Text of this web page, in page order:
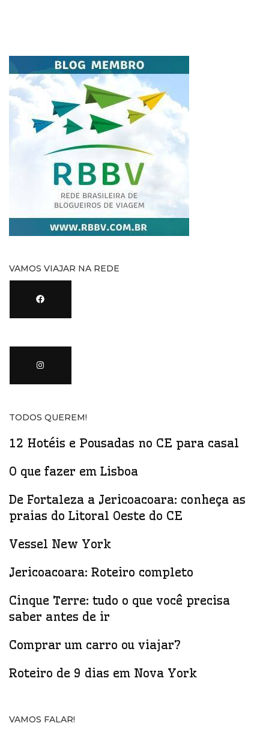
VAMOS VIAJAR NA REDE
TODOS QUEREM!
12 Hotéis e Pousadas no CE para casal
O que fazer em Lisboa
De Fortaleza a Jericoacoara: conheça as
praias do Litoral Oeste do CE
Vessel New York
Jericoacoara: Roteiro completo
Cinque Terre: tudo o que você precisa
saber antes de ir
Comprar um carro ou viajar?
Roteiro de 9 dias em Nova York
VAMOS FALAR!